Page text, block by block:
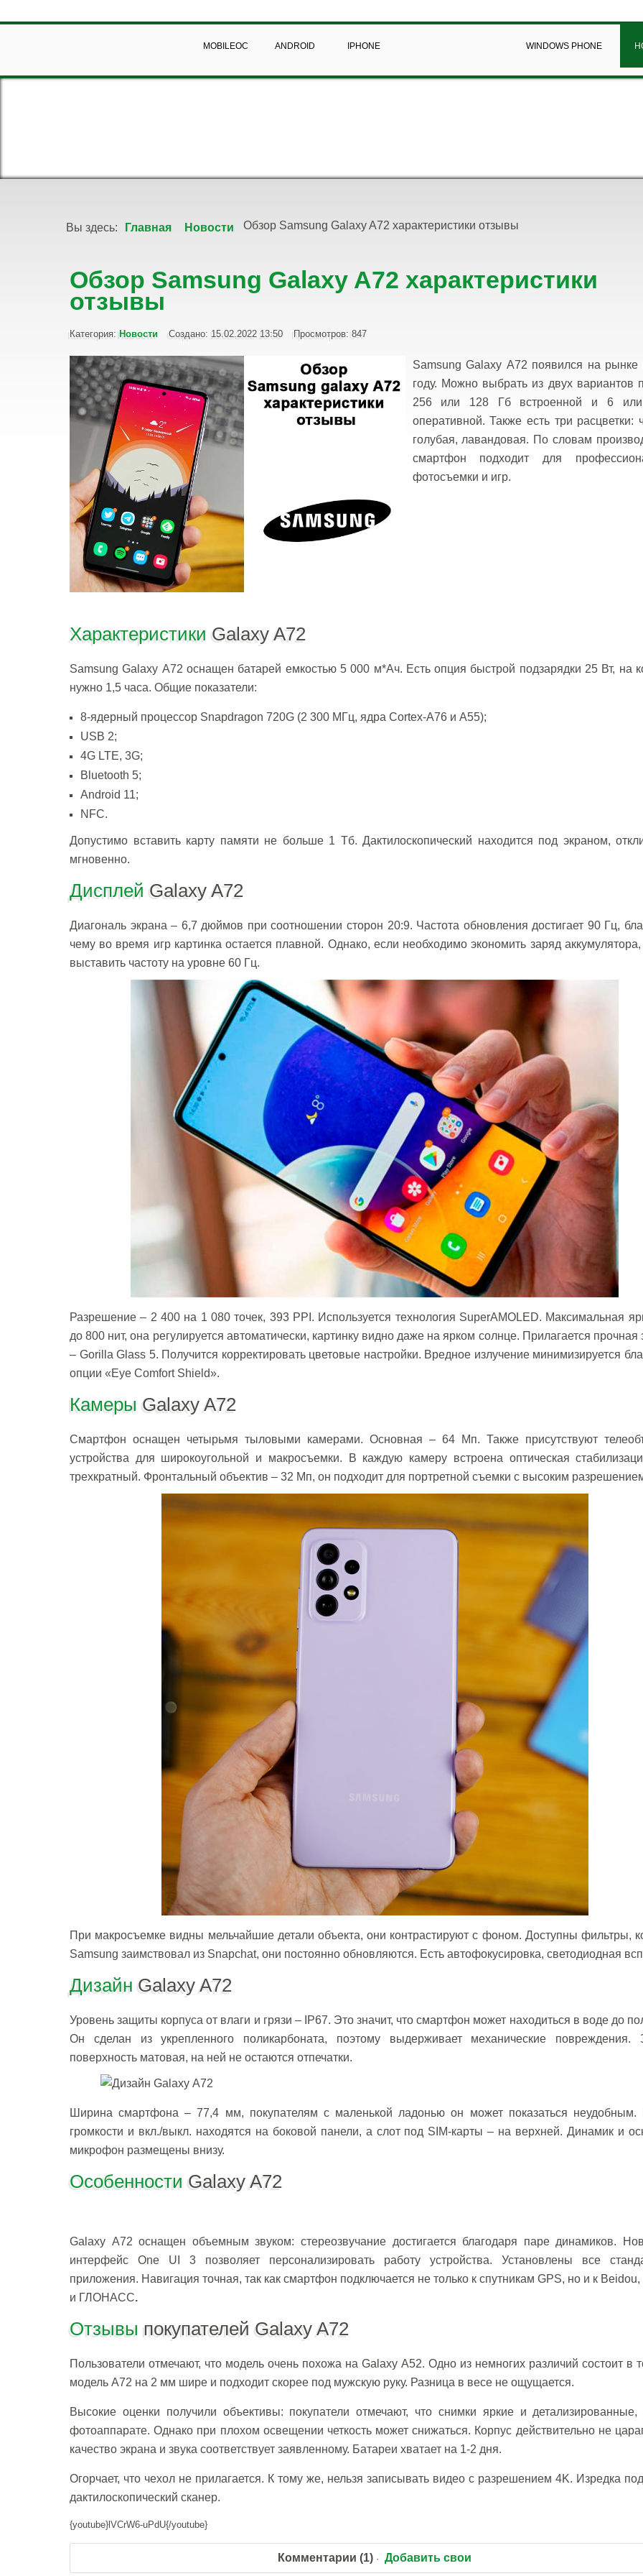
MOBILEOC ANDROID IPHONE WINDOWS PHONE
Вы здесь: Главная Новости Обзор Samsung Galaxy A72 характеристики отзывы
Обзор Samsung Galaxy A72 характеристики
отзывы
Категория: Новости Создано: 15.02.2022 13:50 Просмотров: 847
Samsung Galaxy A72 появился на рынке
году. Можно выбрать из двух вариантов
256 или 128 Гб встроенной и 6
оперативной. Также есть три расцветки:
голубая, лавандовая. По словам
смартфон подходит для
фотосъемки и игр.
Характеристики Galaxy A72
Samsung Galaxy A72 оснащен батарей емкостью 5 000 м*Ач. Есть опция быстрой подзарядки 25 Вт, на
нужно 1,5 часа. Общие показатели:
8-ядерный процессор Snapdragon 720G (2 300 МГц, ядра Cortex-A76 и A55);
USB 2;
4G LTE, 3G;
Bluetooth 5;
Android 11;
NFC.
Допустимо вставить карту памяти не больше 1 Тб. Дактилоскопический находится под экраном,
мгновенно.
Дисплей Galaxy A72
Диагональ экрана – 6,7 дюймов при соотношении сторон 20:9. Частота обновления достигает 90 Гц,
чему во время игр картинка остается плавной. Однако, если необходимо экономить заряд
выставить частоту на уровне 60 Гц.
Разрешение – 2 400 на 1 080 точек, 393 PPI. Используется технология SuperAMOLED. Максимальная
до 800 нит, она регулируется автоматически, картинку видно даже на ярком солнце. Прилагается прочная
– Gorilla Glass 5. Получится корректировать цветовые настройки. Вредное излучение минимизируется
опции «Eye Comfort Shield».
Камеры Galaxy A72
Смартфон оснащен четырьмя тыловыми камерами. Основная – 64 Мп. Также присутствуют
устройства для широкоугольной и макросъемки. В каждую камеру встроена оптическая
трехкратный. Фронтальный объектив – 32 Мп, он подходит для портретной съемки с высоким
При макросъемке видны мельчайшие детали объекта, они контрастируют с фоном. Доступны фильтры,
Samsung заимствовал из Snapchat, они постоянно обновляются. Есть автофокусировка, светодиодная
Дизайн Galaxy A72
Уровень защиты корпуса от влаги и грязи – IP67. Это значит, что смартфон может находиться в воде до
Он сделан из укрепленного поликарбоната, поэтому выдерживает механические повреждения.
поверхность матовая, на ней не остаются отпечатки.
Ширина смартфона – 77,4 мм, покупателям с маленькой ладонью он может показаться неудобным.
громкости и вкл./выкл. находятся на боковой панели, а слот под SIM-карты – на верхней. Динамик и
микрофон размещены внизу.
Особенности Galaxy A72
Galaxy A72 оснащен объемным звуком: стереозвучание достигается благодаря паре динамиков.
интерфейс One UI 3 позволяет персонализировать работу устройства. Установлены все
приложения. Навигация точная, так как смартфон подключается не только к спутникам GPS, но и к
и ГЛОНАСС.
Отзывы покупателей Galaxy A72
Пользователи отмечают, что модель очень похожа на Galaxy A52. Одно из немногих различий состоит в
модель A72 на 2 мм шире и подходит скорее под мужскую руку. Разница в весе не ощущается.
Высокие оценки получили объективы: покупатели отмечают, что снимки яркие и детализированные,
фотоаппарате. Однако при плохом освещении четкость может снижаться. Корпус действительно не
качество экрана и звука соответствует заявленному. Батареи хватает на 1-2 дня.
Огорчает, что чехол не прилагается. К тому же, нельзя записывать видео с разрешением 4K. Изредка
дактилоскопический сканер.
{youtube}lVCrW6-uPdU{/youtube}
Комментарии (1) Добавить свои